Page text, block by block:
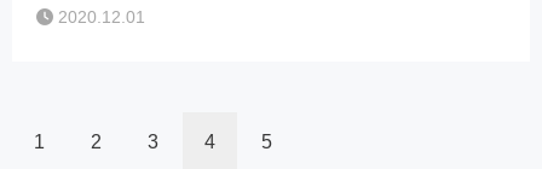
2020.12.01
1 2 3 4 5